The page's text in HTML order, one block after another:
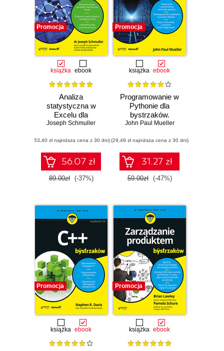
Promocja
książka ebook
Analiza
statystyczna w
Excelu dla
bystrzaków.
Joseph Schmuller
(53,40 zł najniższa cena z 30 dni)
56.07 zł
89.00zł (-37%)
Promocja
książka ebook
Programowanie w
Pythonie dla
bystrzaków.
Wydanie II
John Paul Mueller
(29,49 zł najniższa cena z 30 dni)
31.27 zł
59.00zł (-47%)
Promocja
książka ebook
Promocja
książka ebook